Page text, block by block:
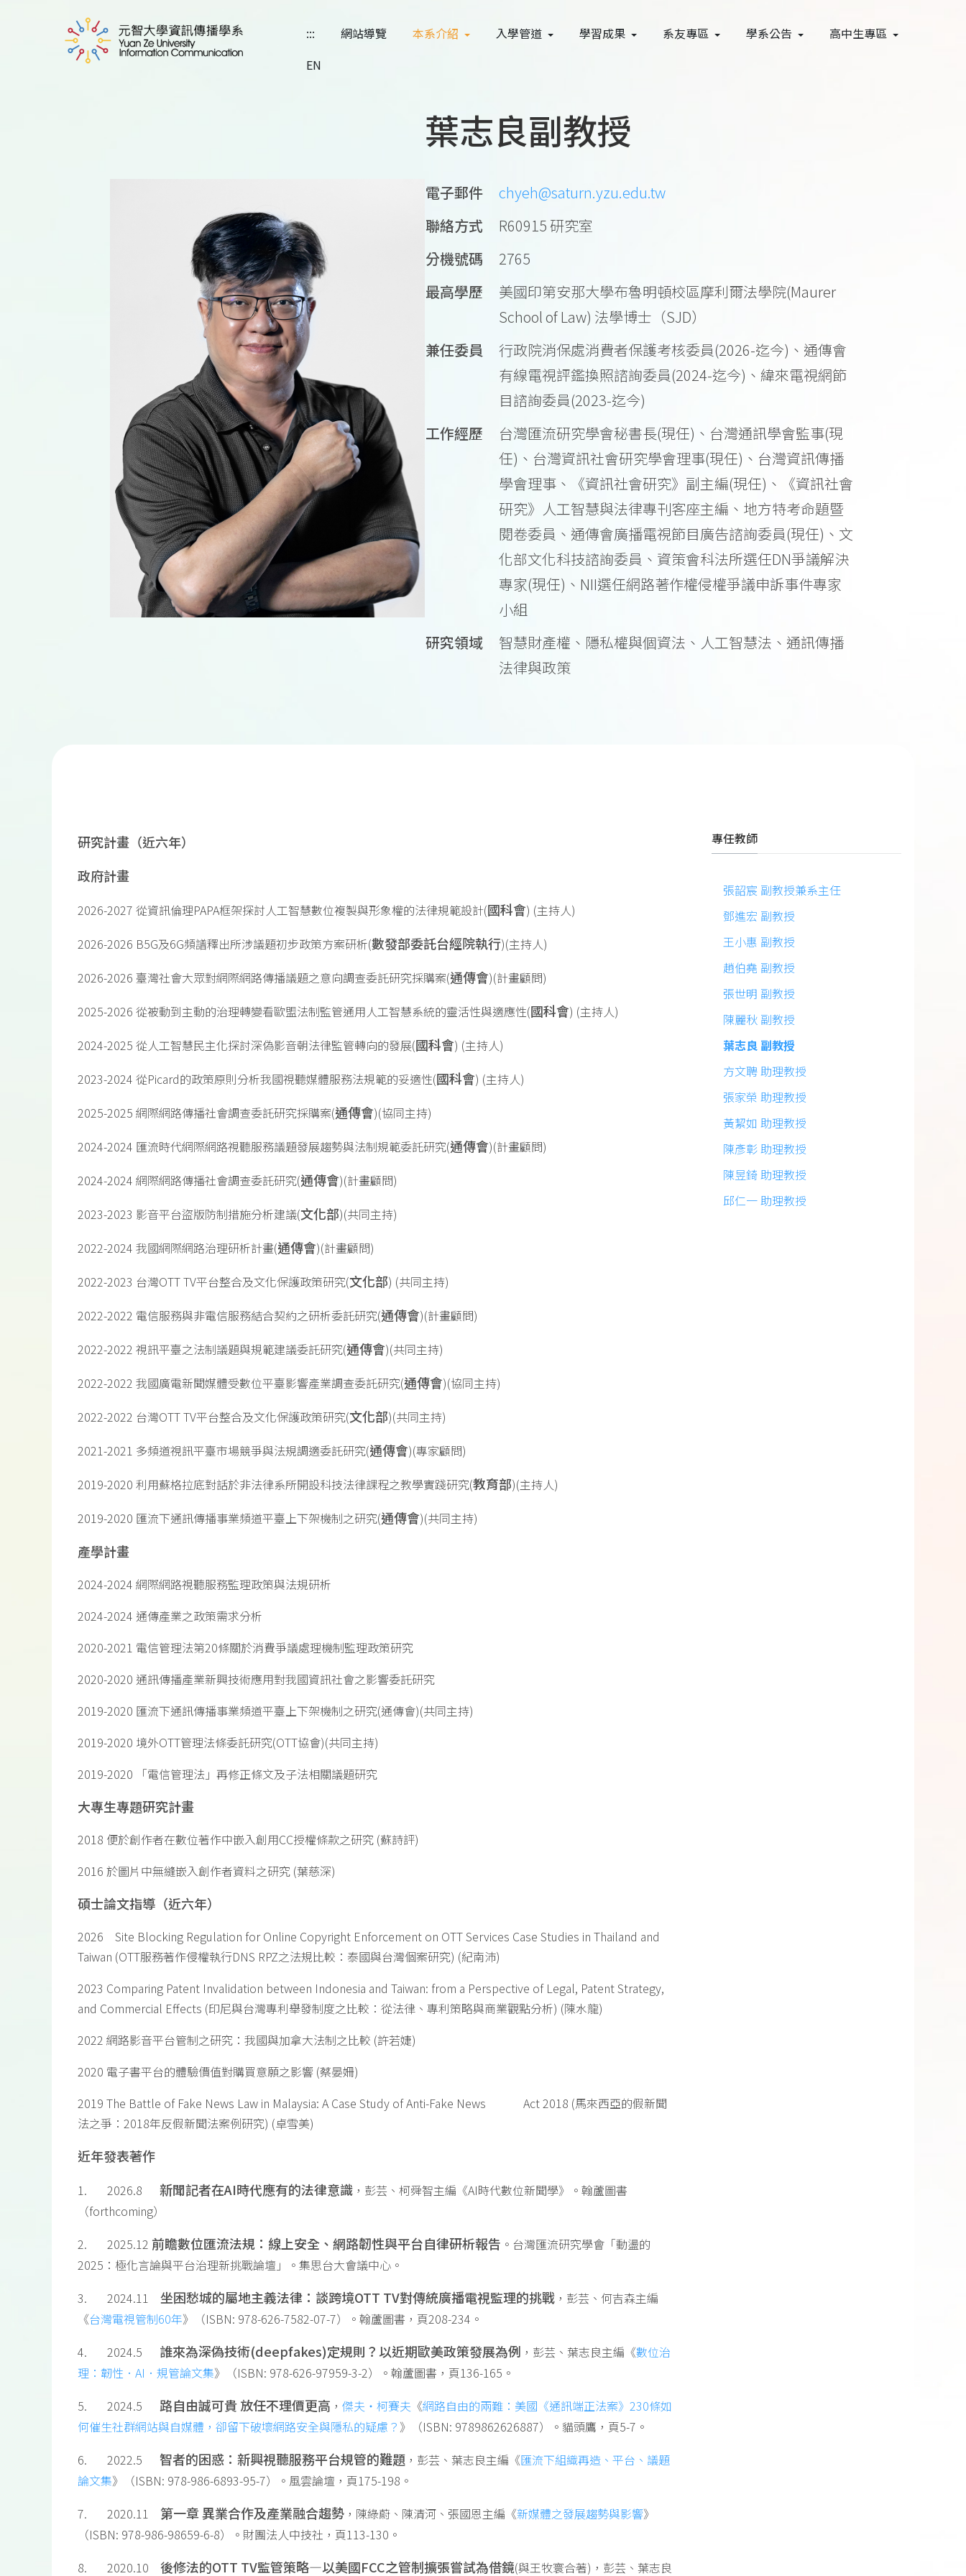
::: 網站導覽 本系介紹 入學管道 學習成果 系友專區 學系公告
高中生專區
EN
葉志良副教授
電子郵件 chyeh@saturn.yzu.edu.tw
聯絡方式
R60915 研究室
分機號碼
2765
最高學歷
美國印第安那大學布魯明頓校區摩利爾法學院(Maurer
School of Law) 法學博士（SJD）
兼任委員
行政院消保處消費者保護考核委員(2026-迄今)、通傳會
有線電視評鑑換照諮詢委員(2024-迄今)、緯來電視網節
目諮詢委員(2023-迄今)
工作經歷
台灣匯流研究學會秘書長(現任)、台灣通訊學會監事(現
任)、台灣資訊社會研究學會理事(現任)、台灣資訊傳播
學會理事、《資訊社會研究》副主編(現任)、《資訊社會
研究》人工智慧與法律專刊客座主編、地方特考命題暨
閱卷委員、通傳會廣播電視節目廣告諮詢委員(現任)、文
化部文化科技諮詢委員、資策會科法所選任DN爭議解決
專家(現任)、NII選任網路著作權侵權爭議申訴事件專家
小組
研究領域
智慧財產權、隱私權與個資法、人工智慧法、通訊傳播
法律與政策
研究計畫（近六年）
政府計畫
2026-2027 從資訊倫理PAPA框架探討人工智慧數位複製與形象權的法律規範設計(國科會) (主持人)
2026-2026 B5G及6G頻譜釋出所涉議題初步政策方案研析(數發部委託台經院執行)(主持人)
2026-2026 臺灣社會大眾對網際網路傳播議題之意向調查委託研究採購案(通傳會)(計畫顧問)
2025-2026 從被動到主動的治理轉變看歐盟法制監管通用人工智慧系統的靈活性與適應性(國科會) (主持人)
2024-2025 從人工智慧民主化探討深偽影音朝法律監管轉向的發展(國科會) (主持人)
2023-2024 從Picard的政策原則分析我國視聽媒體服務法規範的妥適性(國科會) (主持人)
2025-2025 網際網路傳播社會調查委託研究採購案(通傳會)(協同主持)
2024-2024 匯流時代網際網路視聽服務議題發展趨勢與法制規範委託研究(通傳會)(計畫顧問)
2024-2024 網際網路傳播社會調查委託研究(通傳會)(計畫顧問)
2023-2023 影音平台盜版防制措施分析建議(文化部)(共同主持)
2022-2024 我國網際網路治理研析計畫(通傳會)(計畫顧問)
2022-2023 台灣OTT TV平台整合及文化保護政策研究(文化部) (共同主持)
2022-2022 電信服務與非電信服務結合契約之研析委託研究(通傳會)(計畫顧問)
2022-2022 視訊平臺之法制議題與規範建議委託研究(通傳會)(共同主持)
2022-2022 我國廣電新聞媒體受數位平臺影響產業調查委託研究(通傳會)(協同主持)
2022-2022 台灣OTT TV平台整合及文化保護政策研究(文化部)(共同主持)
2021-2021 多頻道視訊平臺市場競爭與法規調適委託研究(通傳會)(專家顧問)
2019-2020 利用蘇格拉底對話於非法律系所開設科技法律課程之教學實踐研究(教育部)(主持人)
2019-2020 匯流下通訊傳播事業頻道平臺上下架機制之研究(通傳會)(共同主持)
產學計畫
2024-2024 網際網路視聽服務監理政策與法規研析
2024-2024 通傳產業之政策需求分析
2020-2021 電信管理法第20條關於消費爭議處理機制監理政策研究
2020-2020 通訊傳播產業新興技術應用對我國資訊社會之影響委託研究
2019-2020 匯流下通訊傳播事業頻道平臺上下架機制之研究(通傳會)(共同主持)
2019-2020 境外OTT管理法條委託研究(OTT協會)(共同主持)
2019-2020 「電信管理法」再修正條文及子法相關議題研究
大專生專題研究計畫
2018 便於創作者在數位著作中嵌入創用CC授權條款之研究 (蘇詩評)
2016 於圖片中無縫嵌入創作者資料之研究 (葉慈深)
碩士論文指導（近六年）
2026 Site Blocking Regulation for Online Copyright Enforcement on OTT Services Case Studies in Thailand and
Taiwan (OTT服務著作侵權執行DNS RPZ之法規比較：泰國與台灣個案研究) (紀南沛)
2023 Comparing Patent Invalidation between Indonesia and Taiwan: from a Perspective of Legal, Patent Strategy,
and Commercial Effects (印尼與台灣專利舉發制度之比較：從法律、專利策略與商業觀點分析) (陳水龍)
2022 網路影音平台管制之研究：我國與加拿大法制之比較 (許若婕)
2020 電子書平台的體驗價值對購買意願之影響 (蔡晏姍)
2019 The Battle of Fake News Law in Malaysia: A Case Study of Anti-Fake News Act 2018 (馬來西亞的假新聞
法之爭：2018年反假新聞法案例研究) (卓雪美)
近年發表著作
1. 2026.8 新聞記者在AI時代應有的法律意識 ，彭芸、柯舜智主編《AI時代數位新聞學》。翰蘆圖書
（forthcoming）
2. 2025.12 前瞻數位匯流法規：線上安全、網路韌性與平台自律研析報告 。台灣匯流研究學會「動盪的
2025：極化言論與平台治理新挑戰論壇」。集思台大會議中心。
3. 2024.11 坐困愁城的屬地主義法律：談跨境OTT TV對傳統廣播電視監理的挑戰 ，彭芸、何吉森主編
《台灣電視管制60年》（ISBN: 978-626-7582-07-7）。翰蘆圖書，頁208-234。
4. 2024.5 誰來為深偽技術(deepfakes)定規則？以近期歐美政策發展為例 ，彭芸、葉志良主編《數位治
理：韌性．AI．規管論文集》（ISBN: 978-626-97959-3-2）。翰蘆圖書，頁136-165。
5. 2024.5 路自由誠可貴放任不理價更高 ， 傑夫‧柯賽夫 《網路自由的兩難：美國《通訊端正法案》230條如
何催生社群網站與自媒體，卻留下破壞網路安全與隱私的疑慮？ 》（ISBN: 9789862626887）。貓頭鷹，頁5-7。
6. 2022.5 智者的困惑：新興視聽服務平台規管的難題 ，彭芸、葉志良主編《匯流下組織再造、平台、議題
論文集》（ISBN: 978-986-6893-95-7）。風雲論壇，頁175-198。
7. 2020.11 第一章異業合作及產業融合趨勢 ，陳綠蔚、陳清河、張國恩主編《新媒體之發展趨勢與影響》
（ISBN: 978-986-98659-6-8）。財團法人中技社，頁113-130。
8. 2020.10 後修法的OTT TV監管策略—以美國FCC之管制擴張嘗試為借鏡(與王牧寰合著)，彭芸、葉志良
專任教師
張韶宸 副教授兼系主任
鄧進宏 副教授
王小惠 副教授
趙伯堯 副教授
張世明 副教授
陳麗秋 副教授
葉志良 副教授
方文聘 助理教授
張家榮 助理教授
黃絜如 助理教授
陳彥彰 助理教授
陳昱錡 助理教授
邱仁一 助理教授